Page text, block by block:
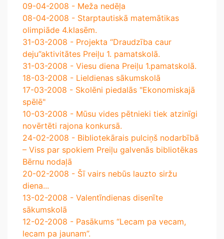
09-04-2008 - Meža nedēļa
08-04-2008 - Starptautiskā matemātikas
olimpiāde 4.klasēm.
31-03-2008 - Projekta “Draudzība caur
deju”aktivitātes Preiļu 1. pamatskolā.
31-03-2008 - Viesu diena Preiļu 1.pamatskolā.
18-03-2008 - Lieldienas sākumskolā
17-03-2008 - Skolēni piedalās "Ekonomiskajā
spēlē"
10-03-2008 - Mūsu vides pētnieki tiek atzinīgi
novērtēti rajona konkursā.
24-02-2008 - Bibliotekārais pulciņš nodarbībā
– Viss par spokiem Preiļu galvenās bibliotēkas
Bērnu nodaļā
20-02-2008 - Šī vairs nebūs lauzto siržu
diena...
13-02-2008 - Valentīndienas disenīte
sākumskolā
12-02-2008 - Pasākums “Lecam pa vecam,
lecam pa jaunam”.